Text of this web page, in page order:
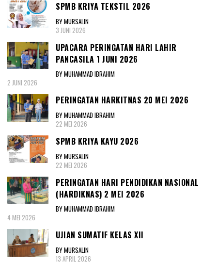
SPMB KRIYA TEKSTIL 2026
BY MURSALIN
3 JUNI 2026
UPACARA PERINGATAN HARI LAHIR
PANCASILA 1 JUNI 2026
BY MUHAMMAD IBRAHIM
2 JUNI 2026
PERINGATAN HARKITNAS 20 MEI 2026
BY MUHAMMAD IBRAHIM
22 MEI 2026
SPMB KRIYA KAYU 2026
BY MURSALIN
22 MEI 2026
PERINGATAN HARI PENDIDIKAN NASIONAL
(HARDIKNAS) 2 MEI 2026
BY MUHAMMAD IBRAHIM
4 MEI 2026
UJIAN SUMATIF KELAS XII
BY MURSALIN
13 APRIL 2026